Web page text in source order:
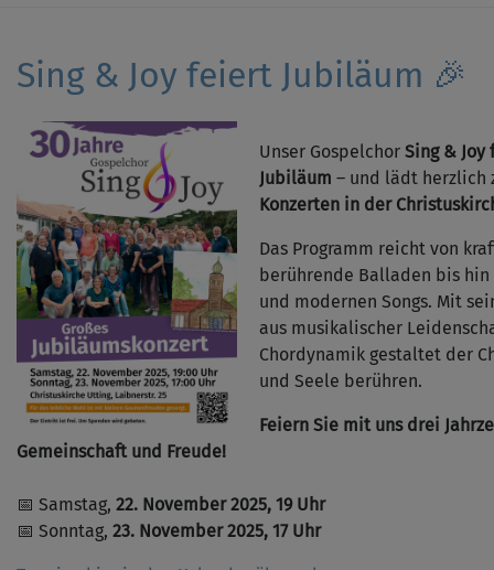
Sing & Joy feiert Jubiläum 🎉
Unser Gospelchor Sing & Joy
Jubiläum – und lädt herzlich
Konzerten in der
Das Programm reicht von
berührende Balladen bis
und modernen Songs. Mit
aus musikalischer
Chordynamik gestaltet der
und Seele berühren.
Feiern Sie mit uns drei
Gemeinschaft und Freude!
📅 Samstag, 22. November 2025, 19 Uhr
📅 Sonntag, 23. November 2025, 17 Uhr